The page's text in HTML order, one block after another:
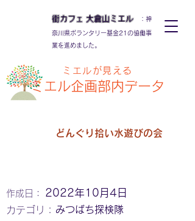
街カフェ 大倉山ミエル：神
奈川県ボランタリー基金21の協働事
業を進めました。
ミエルが見える
ミエル企画部内データ
どんぐり拾い水遊びの会
2022年10月4日
作成日：
カテゴリ： みつばち探検隊